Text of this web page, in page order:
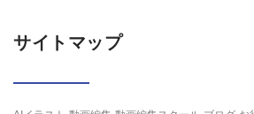
サイトマップ